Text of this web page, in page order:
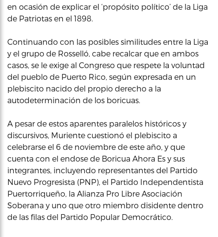
en ocasión de explicar el ‘propósito político’ de la Liga
de Patriotas en el 1898.
Continuando con las posibles similitudes entre la Liga
y el grupo de Rosselló, cabe recalcar que en ambos
casos, se le exige al Congreso que respete la voluntad
del pueblo de Puerto Rico, según expresada en un
plebiscito nacido del propio derecho a la
autodeterminación de los boricuas.
A pesar de estos aparentes paralelos históricos y
discursivos, Muriente cuestionó el plebiscito a
celebrarse el 6 de noviembre de este año, y que
cuenta con el endose de Boricua Ahora Es y sus
integrantes, incluyendo representantes del Partido
Nuevo Progresista (PNP), el Partido Independentista
Puertorriqueño, la Alianza Pro Libre Asociación
Soberana y uno que otro miembro disidente dentro
de las filas del Partido Popular Democrático.